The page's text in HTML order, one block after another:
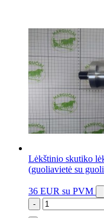
Lėkštinio skutiko
(guoliavietė su
36 EUR su PVM
-